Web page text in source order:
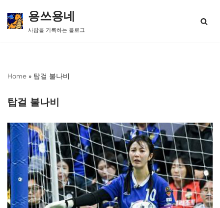
콘
너
용쓰용네
사람을 기록하는 블로그
Home » 탑걸 불나비
탑걸 불나비